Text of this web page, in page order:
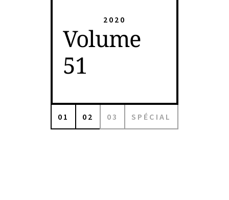
2020
Volume
51
01 02 03 SPÉCIAL